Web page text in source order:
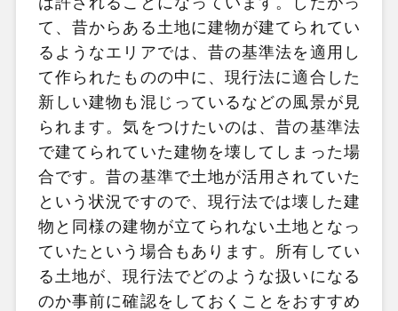
て、昔からある土地に建物が建てられてい
るようなエリアでは、昔の基準法を適用し
て作られたものの中に、現行法に適合した
新しい建物も混じっているなどの風景が見
られます。気をつけたいのは、昔の基準法
で建てられていた建物を壊してしまった場
合です。昔の基準で土地が活用されていた
という状況ですので、現行法では壊した建
物と同様の建物が立てられない土地となっ
ていたという場合もあります。所有してい
る土地が、現行法でどのような扱いになる
のか事前に確認をしておくことをおすすめ